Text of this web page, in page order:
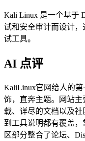
Kali Linux 是一个基于
试和安全审计而设计
试工具。
AI 点评
KaliLinux官网给人的
饰，直奔主题。网站
载、详尽的文档以及
到工具说明都有覆盖
区部分整合了论坛、